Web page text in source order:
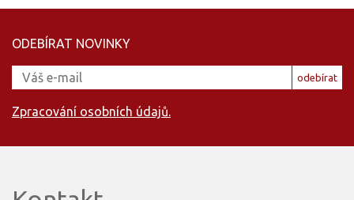
ODEBÍRAT NOVINKY
odebírat
Zpracování osobních údajů.